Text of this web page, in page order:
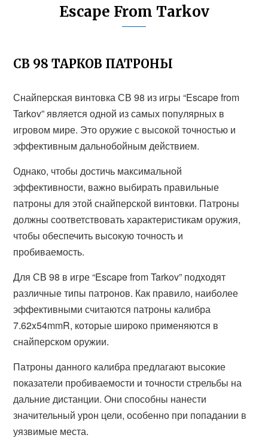
Escape From Tarkov
СВ 98 ТАРКОВ ПАТРОНЫ
Снайперская винтовка СВ 98 из игры “Escape from
Tarkov” является одной из самых популярных в
игровом мире. Это оружие с высокой точностью и
эффективным дальнобойным действием.
Однако, чтобы достичь максимальной
эффективности, важно выбирать правильные
патроны для этой снайперской винтовки. Патроны
должны соответствовать характеристикам оружия,
чтобы обеспечить высокую точность и
пробиваемость.
Для СВ 98 в игре “Escape from Tarkov” подходят
различные типы патронов. Как правило, наиболее
эффективными считаются патроны калибра
7.62x54mmR, которые широко применяются в
снайперском оружии.
Патроны данного калибра предлагают высокие
показатели пробиваемости и точности стрельбы на
дальние дистанции. Они способны нанести
значительный урон цели, особенно при попадании в
уязвимые места.